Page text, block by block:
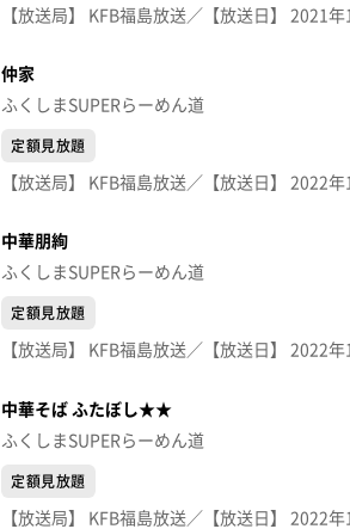
仲家
ふくしまSUPERらーめん道
定額見放題
中華朋絢
ふくしまSUPERらーめん道
定額見放題
中華そば ふたぼし★★
ふくしまSUPERらーめん道
定額見放題